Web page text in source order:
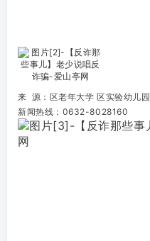
来 源：区老年大学 区实验幼儿园
新闻热线：0632-8028160